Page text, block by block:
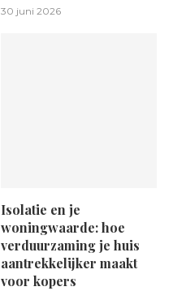
30 juni 2026
Isolatie en je
woningwaarde: hoe
verduurzaming je huis
aantrekkelijker maakt
voor kopers